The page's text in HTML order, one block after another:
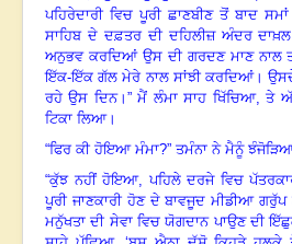
ਪਹਿਰੇਦਾਰੀ ਵਿਚ ਪੂਰੀ ਛਾਣਬੀਣ ਤੋਂ ਬਾਦ
ਸਾਹਿਬ ਦੇ ਦਫ਼ਤਰ ਦੀ ਦਹਿਲੀਜ਼ ਅੰਦਰ
ਅਨੁਭਵ ਕਰਦਿਆਂ ਉਸ ਦੀ ਗਰਦਣ ਮਾਣ ਨਾਲ
ਇੱਕ-ਇੱਕ ਗੱਲ ਮੇਰੇ ਨਾਲ ਸਾਂਝੀ ਕਰਦਿਆਂ।
ਰਹੇ ਉਸ ਦਿਨ। ” ਮੈਂ ਲੰਮਾ ਸਾਹ ਖਿੱਚਿਆ,ਤੇ
ਟਿਕਾ ਲਿਆ।
“ਫਿਰ ਕੀ ਹੋਇਆ ਮੰਮਾ?” ਤਮੰਨਾ ਨੇਮੈਨੂੰ
“ਕੁੱਝ ਨਹੀਂ ਹੋਇਆ, ਪਹਿਲੇ ਦਰਜੇ ਵਿਚ
ਪੂਰੀ ਜਾਣਕਾਰੀ ਹੋਣ ਦੇ ਬਾਵਜੂਦ ਮੀਡੀਆ
ਮਨੁੱਖਤਾ ਦੀ ਸੇਵਾ ਵਿਚ ਯੋਗਦਾਨ ਪਾਉਣ ਦੀ